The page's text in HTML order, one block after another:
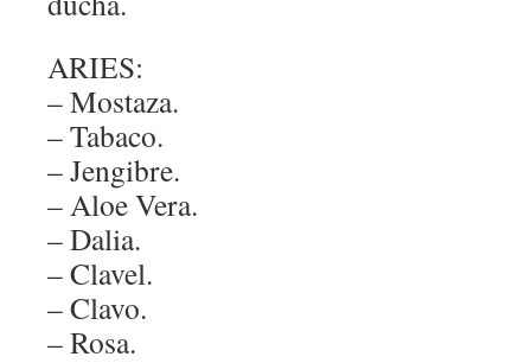
ARIES:
– Mostaza.
– Tabaco.
– Jengibre.
– Aloe Vera.
– Dalia.
– Clavel.
– Clavo.
– Rosa.